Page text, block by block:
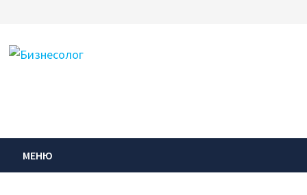
содержимому
МЕНЮ